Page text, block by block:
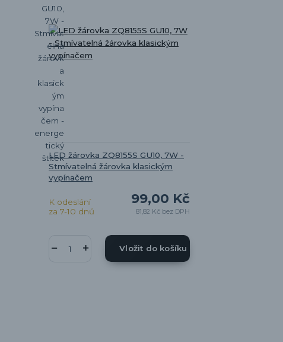
LED žárovka ZQ8155S GU10, 7W -
Stmívatelná žárovka klasickým
vypínačem
99,00 Kč
81,82 Kč bez DPH
K odeslání
za 7-10 dnů
Vložit do košíku